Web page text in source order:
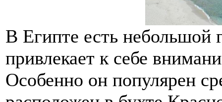
В Египте есть небольшой
привлекает к себе
Особенно он популярен